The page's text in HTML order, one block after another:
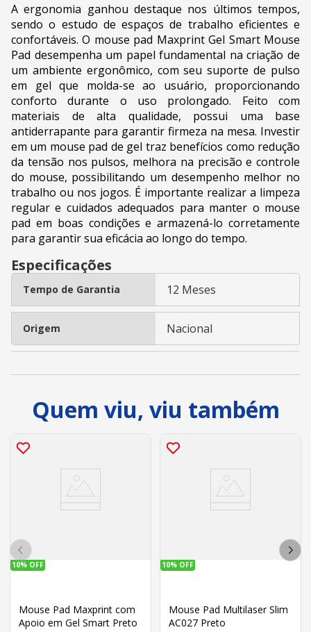
A ergonomia ganhou destaque nos últimos tempos,
sendo o estudo de espaços de trabalho eficientes e
confortáveis. O mouse pad Maxprint Gel Smart Mouse
Pad desempenha um papel fundamental na criação de
um ambiente ergonômico, com seu suporte de pulso
em gel que molda-se ao usuário, proporcionando
conforto durante o uso prolongado. Feito com
materiais de alta qualidade, possui uma base
antiderrapante para garantir firmeza na mesa. Investir
em um mouse pad de gel traz benefícios como redução
da tensão nos pulsos, melhora na precisão e controle
do mouse, possibilitando um desempenho melhor no
trabalho ou nos jogos. É importante realizar a limpeza
regular e cuidados adequados para manter o mouse
pad em boas condições e armazená-lo corretamente
para garantir sua eficácia ao longo do tempo.
Especificações
Tempo de Garantia 12 Meses
Origem Nacional
Quem viu, viu também
10% OFF
Mouse Pad Maxprint com
Apoio em Gel Smart Preto
10% OFF
Mouse Pad Multilaser Slim
AC027 Preto